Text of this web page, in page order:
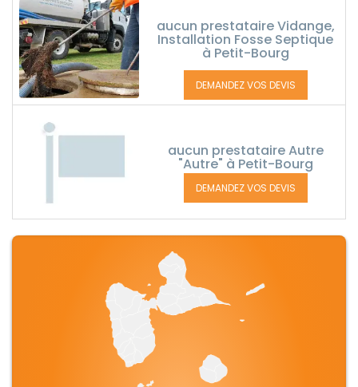
aucun prestataire Vidange,
Installation Fosse Septique
à Petit-Bourg
DEMANDEZ VOS DEVIS
aucun prestataire Autre
"Autre" à Petit-Bourg
DEMANDEZ VOS DEVIS